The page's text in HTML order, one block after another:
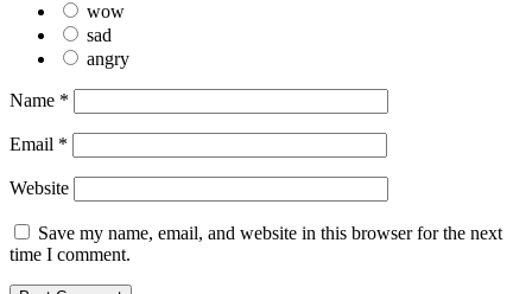
wow
sad
angry
Name *
Email *
Website
Save my name, email, and website in this browser for the next
time I comment.